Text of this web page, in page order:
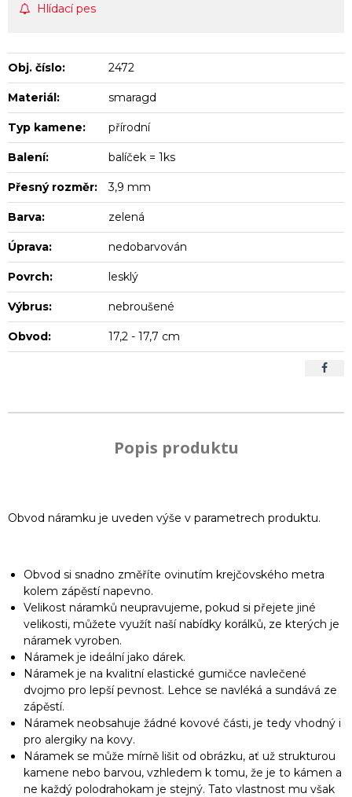
Hlídací pes
Obj. číslo: 2472
Materiál: smaragd
Typ kamene: přírodní
Balení: balíček = 1ks
Přesný rozměr: 3,9 mm
Barva: zelená
Úprava: nedobarvován
Povrch: lesklý
Výbrus: nebroušené
Obvod: 17,2 - 17,7 cm
Popis produktu
Obvod náramku je uveden výše v parametrech produktu.
Obvod si snadno změříte ovinutím krejčovského metra
kolem zápěstí napevno.
Velikost náramků neupravujeme, pokud si přejete jiné
velikosti, můžete využít naší nabídky korálků, ze kterých je
náramek vyroben.
Náramek je ideální jako dárek.
Náramek je na kvalitní elastické gumičce navlečené
dvojmo pro lepší pevnost. Lehce se navléká a sundává ze
zápěstí.
Náramek neobsahuje žádné kovové části, je tedy vhodný i
pro alergiky na kovy.
Náramek se může mírně lišit od obrázku, ať už strukturou
kamene nebo barvou, vzhledem k tomu, že je to kámen a
ne každý polodrahokam je stejný. Tato vlastnost mu však